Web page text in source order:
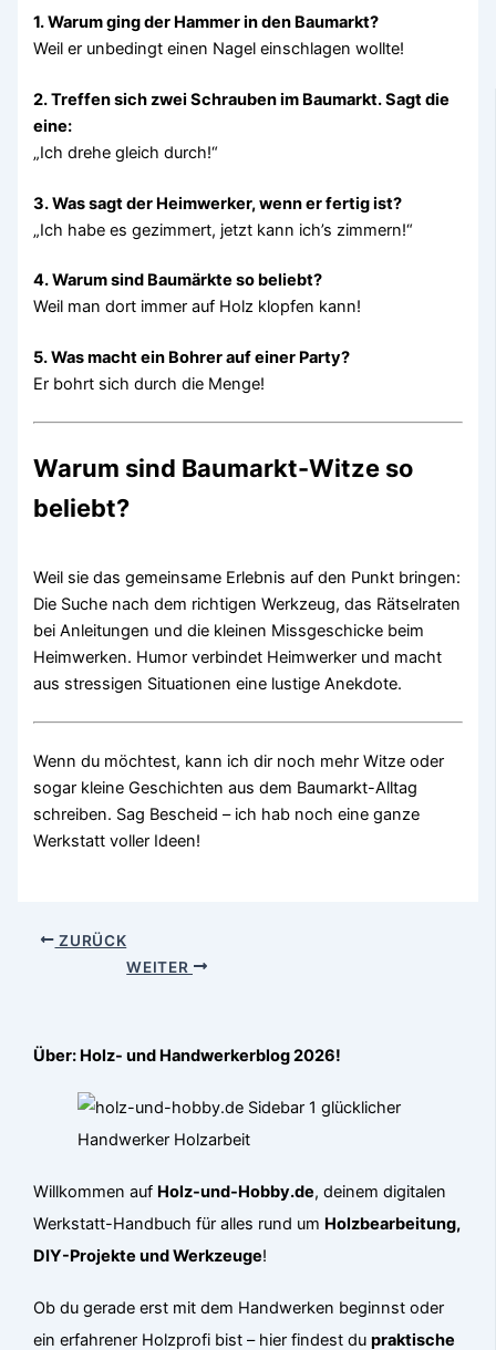
1. Warum ging der Hammer in den Baumarkt?
Weil er unbedingt einen Nagel einschlagen wollte!
2. Treffen sich zwei Schrauben im Baumarkt. Sagt die
eine:
„Ich drehe gleich durch!“
3. Was sagt der Heimwerker, wenn er fertig ist?
„Ich habe es gezimmert, jetzt kann ich’s zimmern!“
4. Warum sind Baumärkte so beliebt?
Weil man dort immer auf Holz klopfen kann!
5. Was macht ein Bohrer auf einer Party?
Er bohrt sich durch die Menge!
Warum sind Baumarkt-Witze so
beliebt?
Weil sie das gemeinsame Erlebnis auf den Punkt bringen:
Die Suche nach dem richtigen Werkzeug, das Rätselraten
bei Anleitungen und die kleinen Missgeschicke beim
Heimwerken. Humor verbindet Heimwerker und macht
aus stressigen Situationen eine lustige Anekdote.
Wenn du möchtest, kann ich dir noch mehr Witze oder
sogar kleine Geschichten aus dem Baumarkt-Alltag
schreiben. Sag Bescheid – ich hab noch eine ganze
Werkstatt voller Ideen!
ZURÜCK
WEITER
Über: Holz- und Handwerkerblog 2026!
Willkommen auf Holz-und-Hobby.de, deinem digitalen
Werkstatt-Handbuch für alles rund um Holzbearbeitung,
DIY-Projekte und Werkzeuge!
Ob du gerade erst mit dem Handwerken beginnst oder
ein erfahrener Holzprofi bist – hier findest dupraktische